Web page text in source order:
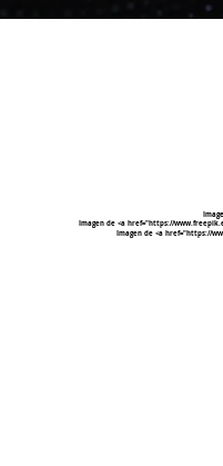
Imagen de <a href="https://
Imagen de <a href="https://